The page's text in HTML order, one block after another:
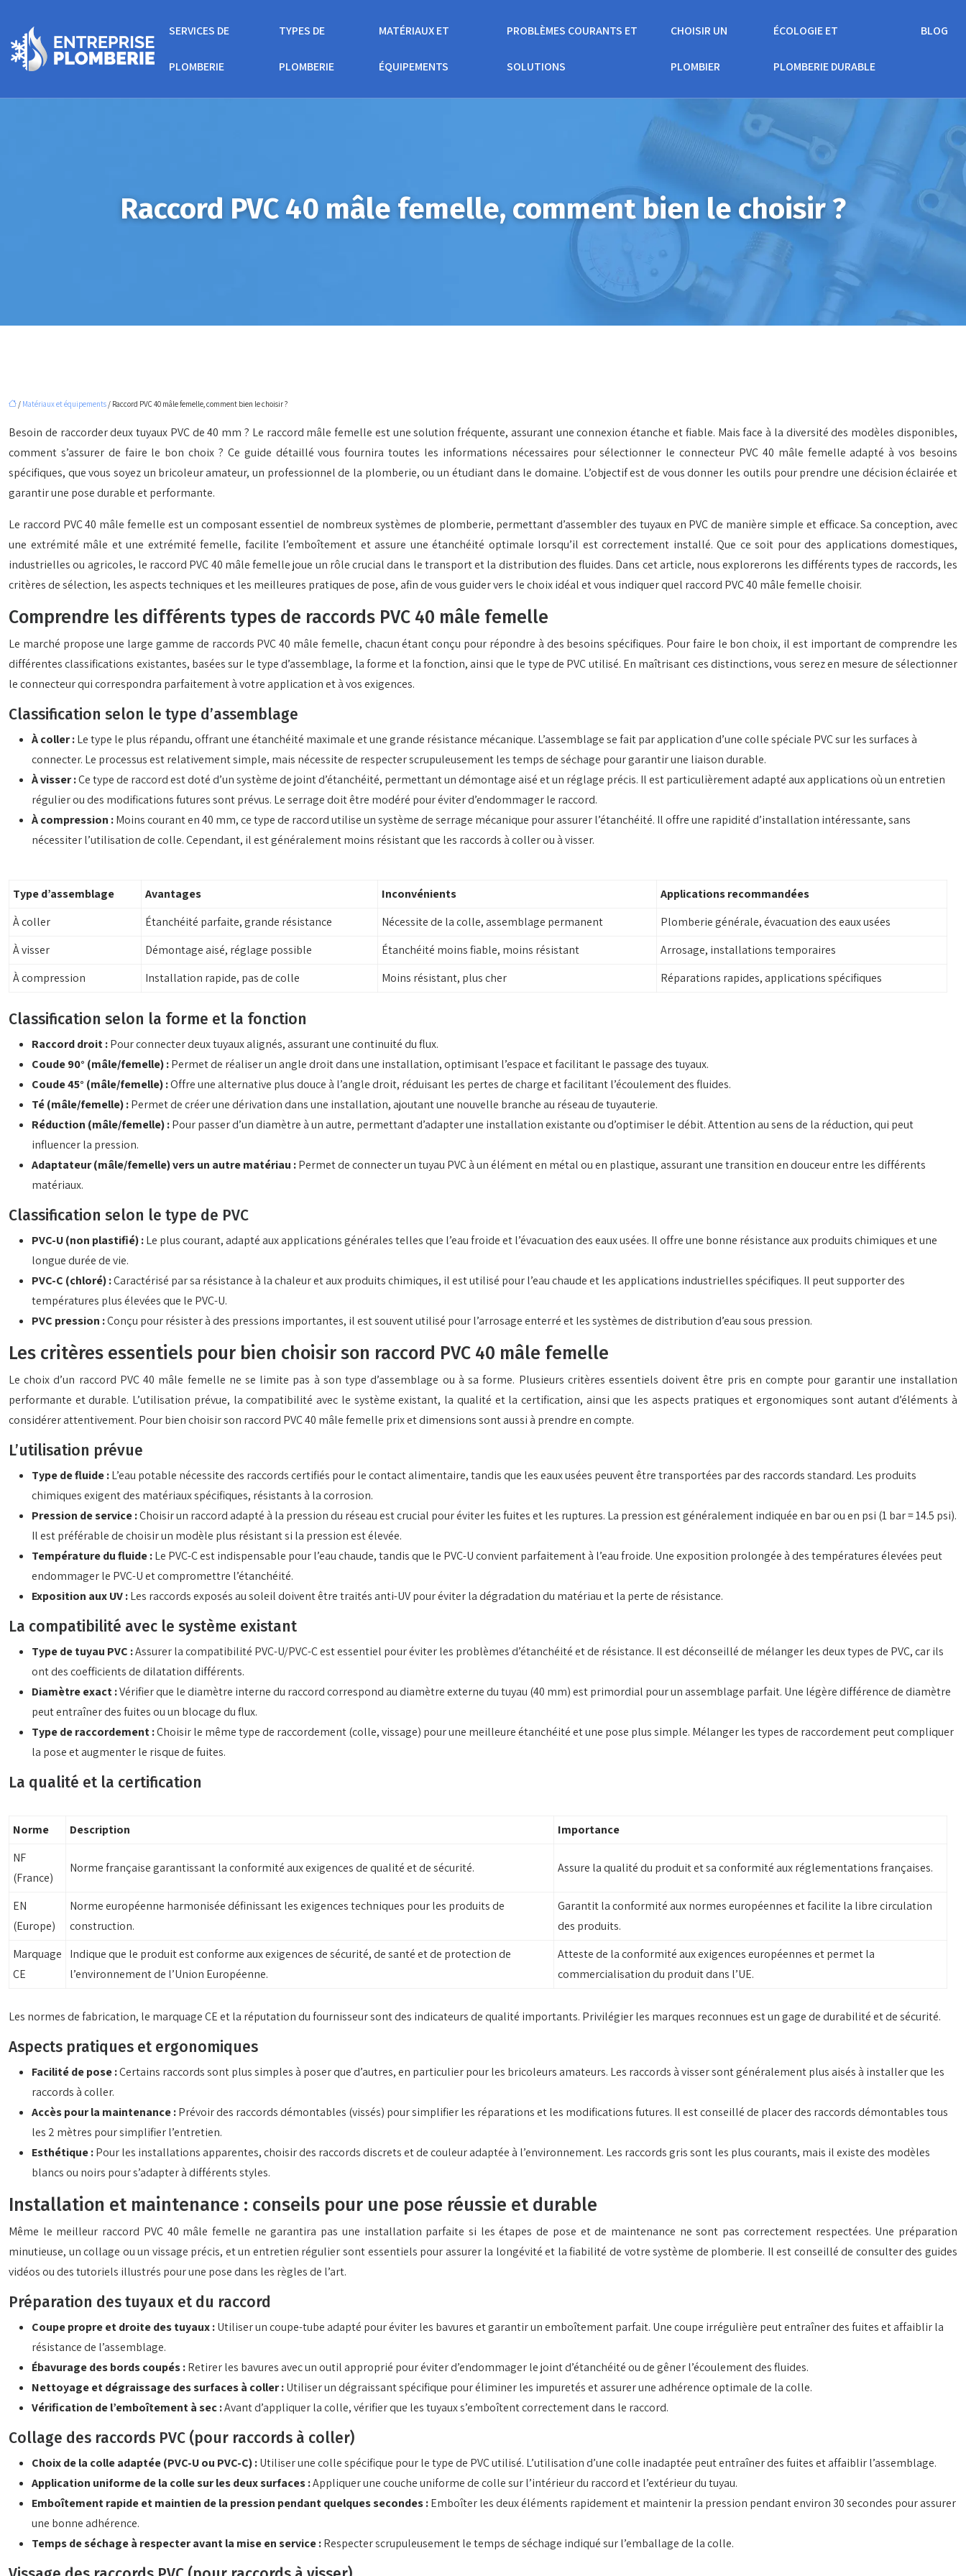
SERVICES DE
PLOMBERIE
TYPES DE
PLOMBERIE
MATÉRIAUX ET
ÉQUIPEMENTS
PROBLÈMES COURANTS ET
SOLUTIONS
CHOISIR UN
PLOMBIER
ÉCOLOGIE ET
PLOMBERIE DURABLE
BLOG
Raccord PVC 40 mâle femelle, comment bien le choisir ?
/ Matériaux et équipements / Raccord PVC 40 mâle femelle, comment bien le choisir ?
Besoin de raccorder deux tuyaux PVC de 40 mm ? Le raccord mâle femelle est une solution fréquente, assurant une connexion étanche et fiable. Mais face à la diversité des modèles disponibles,
comment s’assurer de faire le bon choix ? Ce guide détaillé vous fournira toutes les informations nécessaires pour sélectionner le connecteur PVC 40 mâle femelle adapté à vos besoins
spécifiques, que vous soyez un bricoleur amateur, un professionnel de la plomberie, ou un étudiant dans le domaine. L’objectif est de vous donner les outils pour prendre une décision éclairée et
garantir une pose durable et performante.
Le raccord PVC 40 mâle femelle est un composant essentiel de nombreux systèmes de plomberie, permettant d’assembler des tuyaux en PVC de manière simple et efficace. Sa conception, avec
une extrémité mâle et une extrémité femelle, facilite l’emboîtement et assure une étanchéité optimale lorsqu’il est correctement installé. Que ce soit pour des applications domestiques,
industrielles ou agricoles, le raccord PVC 40 mâle femelle joue un rôle crucial dans le transport et la distribution des fluides. Dans cet article, nous explorerons les différents types de raccords, les
critères de sélection, les aspects techniques et les meilleures pratiques de pose, afin de vous guider vers le choix idéal et vous indiquer quel raccord PVC 40 mâle femelle choisir.
Comprendre les différents types de raccords PVC 40 mâle femelle
Le marché propose une large gamme de raccords PVC 40 mâle femelle, chacun étant conçu pour répondre à des besoins spécifiques. Pour faire le bon choix, il est important de comprendre les
différentes classifications existantes, basées sur le type d’assemblage, la forme et la fonction, ainsi que le type de PVC utilisé. En maîtrisant ces distinctions, vous serez en mesure de sélectionner
le connecteur qui correspondra parfaitement à votre application et à vos exigences.
Classification selon le type d’assemblage
À coller :Le type le plus répandu, offrant une étanchéité maximale et une grande résistance mécanique. L’assemblage se fait par application d’une colle spéciale PVC sur les surfaces à
connecter. Le processus est relativement simple, mais nécessite de respecter scrupuleusement les temps de séchage pour garantir une liaison durable.
À visser :Ce type de raccord est doté d’un système de joint d’étanchéité, permettant un démontage aisé et un réglage précis. Il est particulièrement adapté aux applications où un entretien
régulier ou des modifications futures sont prévus. Le serrage doit être modéré pour éviter d’endommager le raccord.
À compression :Moins courant en 40 mm, ce type de raccord utilise un système de serrage mécanique pour assurer l’étanchéité. Il offre une rapidité d’installation intéressante, sans
nécessiter l’utilisation de colle. Cependant, il est généralement moins résistant que les raccords à coller ou à visser.
Type d’assemblage Avantages Inconvénients
Applications recommandées
À coller
Étanchéité parfaite, grande résistance Nécessite de la colle, assemblage permanent
Plomberie générale, évacuation des eaux usées
À visser
Démontage aisé, réglage possible Étanchéité moins fiable, moins résistant
Arrosage, installations temporaires
À compression
Installation rapide, pas de colle Moins résistant, plus cher Réparations rapides, applications spécifiques
Classification selon la forme et la fonction
Raccord droit :Pour connecter deux tuyaux alignés, assurant une continuité du flux.
Coude 90° (mâle/femelle) :Permet de réaliser un angle droit dans une installation, optimisant l’espace et facilitant le passage des tuyaux.
Coude 45° (mâle/femelle) :Offre une alternative plus douce à l’angle droit, réduisant les pertes de charge et facilitant l’écoulement des fluides.
Té (mâle/femelle) :Permet de créer une dérivation dans une installation, ajoutant une nouvelle branche au réseau de tuyauterie.
Réduction (mâle/femelle) :Pour passer d’un diamètre à un autre, permettant d’adapter une installation existante ou d’optimiser le débit. Attention au sens de la réduction, qui peut
influencer la pression.
Adaptateur (mâle/femelle) vers un autre matériau :Permet de connecter un tuyau PVC à un élément en métal ou en plastique, assurant une transition en douceur entre les différents
matériaux.
Classification selon le type de PVC
PVC-U (non plastifié) :Le plus courant, adapté aux applications générales telles que l’eau froide et l’évacuation des eaux usées. Il offre une bonne résistance aux produits chimiques et une
longue durée de vie.
PVC-C (chloré) :Caractérisé par sa résistance à la chaleur et aux produits chimiques, il est utilisé pour l’eau chaude et les applications industrielles spécifiques. Il peut supporter des
températures plus élevées que le PVC-U.
PVC pression :Conçu pour résister à des pressions importantes, il est souvent utilisé pour l’arrosage enterré et les systèmes de distribution d’eau sous pression.
Les critères essentiels pour bien choisir son raccord PVC 40 mâle femelle
Le choix d’un raccord PVC 40 mâle femelle ne se limite pas à son type d’assemblage ou à sa forme. Plusieurs critères essentiels doivent être pris en compte pour garantir une installation
performante et durable. L’utilisation prévue, la compatibilité avec le système existant, la qualité et la certification, ainsi que les aspects pratiques et ergonomiques sont autant d’éléments à
considérer attentivement. Pour bien choisir son raccord PVC 40 mâle femelle prix et dimensions sont aussi à prendre en compte.
L’utilisation prévue
Type de fluide :L’eau potable nécessite des raccords certifiés pour le contact alimentaire, tandis que les eaux usées peuvent être transportées par des raccords standard. Les produits
chimiques exigent des matériaux spécifiques, résistants à la corrosion.
Pression de service :Choisir un raccord adapté à la pression du réseau est crucial pour éviter les fuites et les ruptures. La pression est généralement indiquée en bar ou en psi (1 bar = 14.5 psi).
Il est préférable de choisir un modèle plus résistant si la pression est élevée.
Température du fluide :Le PVC-C est indispensable pour l’eau chaude, tandis que le PVC-U convient parfaitement à l’eau froide. Une exposition prolongée à des températures élevées peut
endommager le PVC-U et compromettre l’étanchéité.
Exposition aux UV :Les raccords exposés au soleil doivent être traités anti-UV pour éviter la dégradation du matériau et la perte de résistance.
La compatibilité avec le système existant
Type de tuyau PVC :Assurer la compatibilité PVC-U/PVC-C est essentiel pour éviter les problèmes d’étanchéité et de résistance. Il est déconseillé de mélanger les deux types de PVC, car ils
ont des coefficients de dilatation différents.
Diamètre exact :Vérifier que le diamètre interne du raccord correspond au diamètre externe du tuyau (40 mm) est primordial pour un assemblage parfait. Une légère différence de diamètre
peut entraîner des fuites ou un blocage du flux.
Type de raccordement :Choisir le même type de raccordement (colle, vissage) pour une meilleure étanchéité et une pose plus simple. Mélanger les types de raccordement peut compliquer
la pose et augmenter le risque de fuites.
La qualité et la certification
Norme Description
Importance
NF
(France)
Norme française garantissant la conformité aux exigences de qualité et de sécurité. Assure la qualité du produit et sa conformité aux réglementations françaises.
EN
(Europe)
Norme européenne harmonisée définissant les exigences techniques pour les produits de
construction.
Garantit la conformité aux normes européennes et facilite la libre circulation
des produits.
Marquage
CE
Indique que le produit est conforme aux exigences de sécurité, de santé et de protection de
l’environnement de l’Union Européenne.
Atteste de la conformité aux exigences européennes et permet la
commercialisation du produit dans l’UE.
Les normes de fabrication, le marquage CE et la réputation du fournisseur sont des indicateurs de qualité importants. Privilégier les marques reconnues est un gage de durabilité et de sécurité.
Aspects pratiques et ergonomiques
Facilité de pose :Certains raccords sont plus simples à poser que d’autres, en particulier pour les bricoleurs amateurs. Les raccords à visser sont généralement plus aisés à installer que les
raccords à coller.
Accès pour la maintenance :Prévoir des raccords démontables (vissés) pour simplifier les réparations et les modifications futures. Il est conseillé de placer des raccords démontables tous
les 2 mètres pour simplifier l’entretien.
Esthétique :Pour les installations apparentes, choisir des raccords discrets et de couleur adaptée à l’environnement. Les raccords gris sont les plus courants, mais il existe des modèles
blancs ou noirs pour s’adapter à différents styles.
Installation et maintenance : conseils pour une pose réussie et durable
Même le meilleur raccord PVC 40 mâle femelle ne garantira pas une installation parfaite si les étapes de pose et de maintenance ne sont pas correctement respectées. Une préparation
minutieuse, un collage ou un vissage précis, et un entretien régulier sont essentiels pour assurer la longévité et la fiabilité de votre système de plomberie. Il est conseillé de consulter des guides
vidéos ou des tutoriels illustrés pour une pose dans les règles de l’art.
Préparation des tuyaux et du raccord
Coupe propre et droite des tuyaux :Utiliser un coupe-tube adapté pour éviter les bavures et garantir un emboîtement parfait. Une coupe irrégulière peut entraîner des fuites et affaiblir la
résistance de l’assemblage.
Ébavurage des bords coupés :Retirer les bavures avec un outil approprié pour éviter d’endommager le joint d’étanchéité ou de gêner l’écoulement des fluides.
Nettoyage et dégraissage des surfaces à coller :Utiliser un dégraissant spécifique pour éliminer les impuretés et assurer une adhérence optimale de la colle.
Vérification de l’emboîtement à sec :Avant d’appliquer la colle, vérifier que les tuyaux s’emboîtent correctement dans le raccord.
Collage des raccords PVC (pour raccords à coller)
Choix de la colle adaptée (PVC-U ou PVC-C) :Utiliser une colle spécifique pour le type de PVC utilisé. L’utilisation d’une colle inadaptée peut entraîner des fuites et affaiblir l’assemblage.
Application uniforme de la colle sur les deux surfaces :Appliquer une couche uniforme de colle sur l’intérieur du raccord et l’extérieur du tuyau.
Emboîtement rapide et maintien de la pression pendant quelques secondes :Emboîter les deux éléments rapidement et maintenir la pression pendant environ 30 secondes pour assurer
une bonne adhérence.
Temps de séchage à respecter avant la mise en service :Respecter scrupuleusement le temps de séchage indiqué sur l’emballage de la colle.